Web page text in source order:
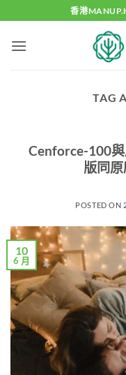
to
content
香港
TAG
Cenforce-100
版同
POSTED ON
10
6 月